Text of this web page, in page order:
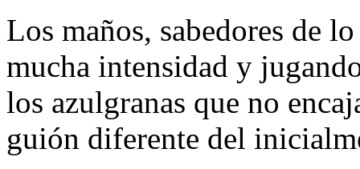
Los maños, sabedores de
mucha intensidad y
los azulgranas que no
guión diferente del